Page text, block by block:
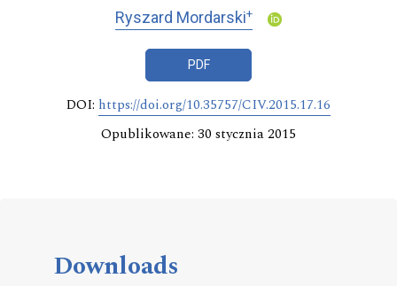
Ryszard Mordarski+
PDF
DOI: https://doi.org/10.35757/CIV.2015.17.16
Opublikowane: 30 stycznia 2015
Downloads